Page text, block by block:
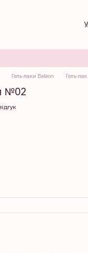
Гель-лаки Beleon Гель-
№02